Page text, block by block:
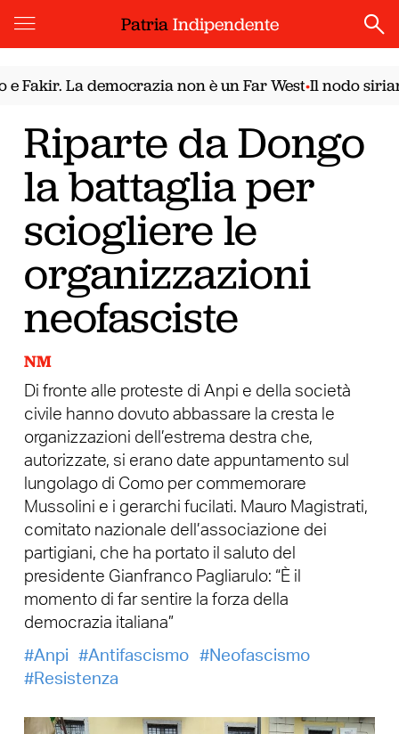
PatriaIndipendente
La democrazia non è un Far West•Il nodo siriano. Il
Riparte da Dongo
la battaglia per
sciogliere le
organizzazioni
neofasciste
NM
Di fronte alle proteste di Anpi e della società
civile hanno dovuto abbassare la cresta le
organizzazioni dell’estrema destra che,
autorizzate, si erano date appuntamento sul
lungolago di Como per commemorare
Mussolini e i gerarchi fucilati. Mauro Magistrati,
comitato nazionale dell’associazione dei
partigiani, che ha portato il saluto del
presidente Gianfranco Pagliarulo: “È il
momento di far sentire la forza della
democrazia italiana”
Anpi
Antifascismo
Neofascismo
Resistenza